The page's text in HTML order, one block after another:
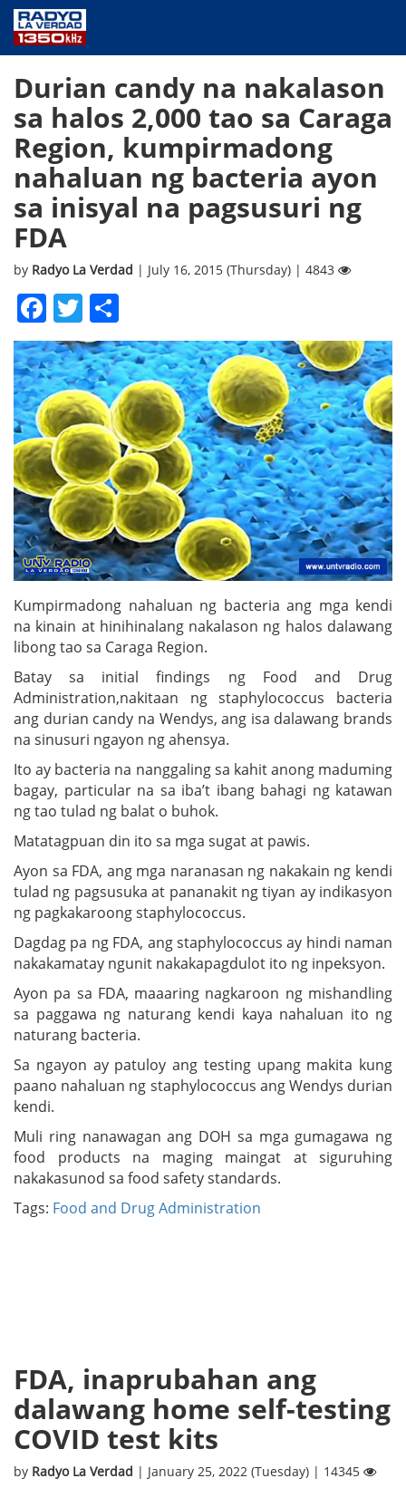
PUBLIC SERVICE
ANNOUNCEMENTS
PROGRAMS
ABOUT
CONTACT US
Durian candy na nakalason
sa halos 2,000 tao sa Caraga
Region, kumpirmadong
nahaluan ng bacteria ayon
sa inisyal na pagsusuri ng
FDA
by Radyo La Verdad | July 16, 2015 (Thursday) | 4843
Facebook
Twitter
Kumpirmadong nahaluan ng bacteria ang mga kendi
na kinain at hinihinalang nakalason ng halos dalawang
libong tao sa Caraga Region.
Batay sa initial findings ng Food and Drug
Administration,nakitaan ng staphylococcus bacteria
ang durian candy na Wendys, ang isa dalawang brands
na sinusuri ngayon ng ahensya.
Ito ay bacteria na nanggaling sa kahit anong maduming
bagay, particular na sa iba’t ibang bahagi ng katawan
ng tao tulad ng balat o buhok.
Matatagpuan din ito sa mga sugat at pawis.
Ayon sa FDA, ang mga naranasan ng nakakain ng kendi
tulad ng pagsusuka at pananakit ng tiyan ay indikasyon
ng pagkakaroong staphylococcus.
Dagdag pa ng FDA, ang staphylococcus ay hindi naman
nakakamatay ngunit nakakapagdulot ito ng inpeksyon.
Ayon pa sa FDA, maaaring nagkaroon ng mishandling
sa paggawa ng naturang kendi kaya nahaluan ito ng
naturang bacteria.
Sa ngayon ay patuloy ang testing upang makita kung
paano nahaluan ng staphylococcus ang Wendys durian
kendi.
Muli ring nanawagan ang DOH sa mga gumagawa ng
food products na maging maingat at siguruhing
nakakasunod sa food safety standards.
Tags: Food and Drug Administration
FDA, inaprubahan ang
dalawang home self-testing
COVID test kits
by Radyo La Verdad | January 25, 2022 (Tuesday) | 14345